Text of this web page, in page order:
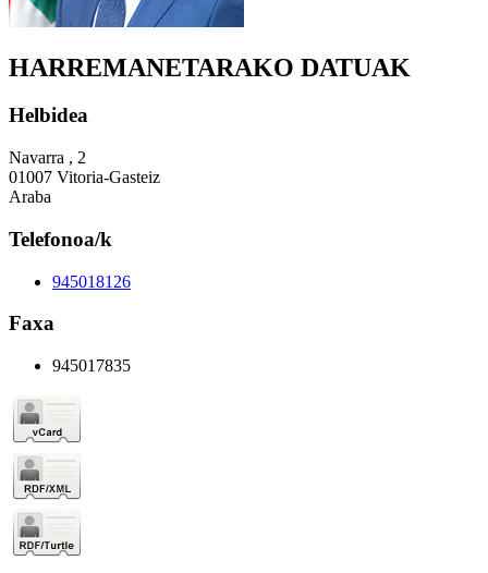
HARREMANETARAKO DATUAK
Helbidea
Navarra , 2
01007 Vitoria-Gasteiz
Araba
Telefonoa/k
945018126
Faxa
945017835